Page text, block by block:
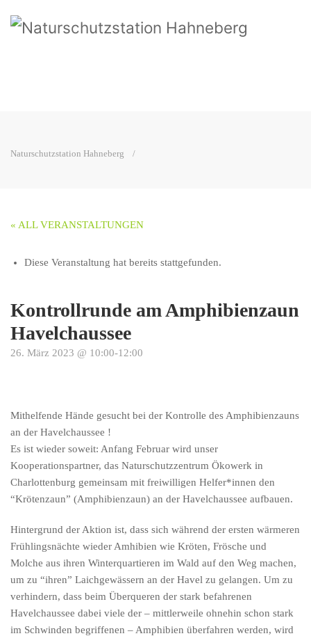
Naturschutzstation Hahneberg
« ALL VERANSTALTUNGEN
Diese Veranstaltung hat bereits stattgefunden.
Kontrollrunde am Amphibienzaun
Havelchaussee
26. März 2023 @ 10:00-12:00
Mithelfende Hände gesucht bei der Kontrolle des Amphibienzauns
an der Havelchaussee !
Es ist wieder soweit: Anfang Februar wird unser
Kooperationspartner, das Naturschutzzentrum Ökowerk in
Charlottenburg gemeinsam mit freiwilligen Helfer*innen den
“Krötenzaun” (Amphibienzaun) an der Havelchaussee aufbauen.
Hintergrund der Aktion ist, dass sich während der ersten wärmeren
Frühlingsnächte wieder Amhibien wie Kröten, Frösche und
Molche aus ihren Winterquartieren im Wald auf den Weg machen,
um zu “ihren” Laichgewässern an der Havel zu gelangen. Um zu
verhindern, dass beim Überqueren der stark befahrenen
Havelchaussee dabei viele der – mittlerweile ohnehin schon stark
im Schwinden begriffenen – Amphibien überfahren werden, wird